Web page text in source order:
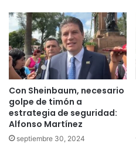
Con Sheinbaum, necesario
golpe de timón a
estrategia de seguridad:
Alfonso Martínez
septiembre 30, 2024